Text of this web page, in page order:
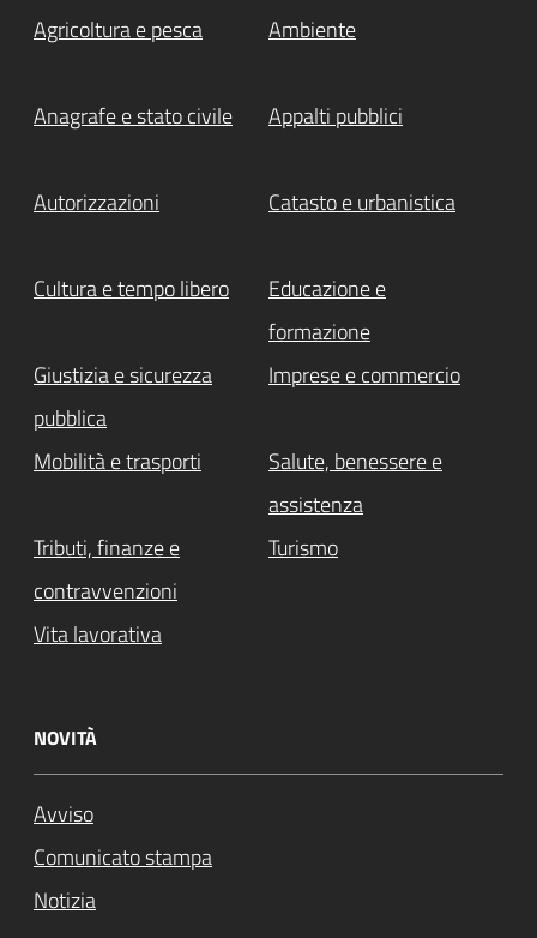
Agricoltura e pesca Ambiente
Anagrafe e stato civile Appalti pubblici
Autorizzazioni Catasto e urbanistica
Cultura e tempo libero
Educazione e
formazione
Giustizia e sicurezza
pubblica
Imprese e commercio
Mobilità e trasporti
Salute, benessere e
assistenza
Tributi, finanze e
contravvenzioni
Turismo
Vita lavorativa
NOVITÀ
Avviso
Comunicato stampa
Notizia